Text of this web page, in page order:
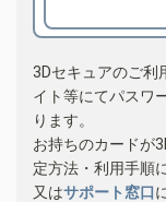
3Dセキュアのご利
イト等にてパスワ
ります。
お持ちのカードが
定方法・利用手順
又はサポート窓口